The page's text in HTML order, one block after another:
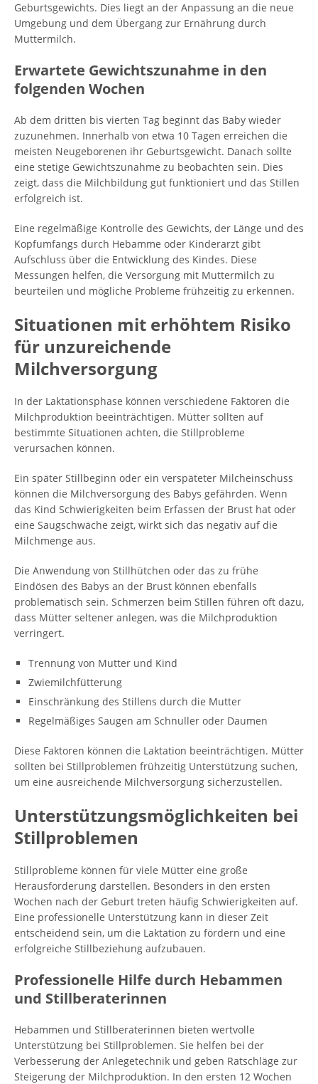
Geburtsgewichts. Dies liegt an der Anpassung an die neue
Umgebung und dem Übergang zur Ernährung durch
Muttermilch.
Erwartete Gewichtszunahme in den
folgenden Wochen
Ab dem dritten bis vierten Tag beginnt das Baby wieder
zuzunehmen. Innerhalb von etwa 10 Tagen erreichen die
meisten Neugeborenen ihr Geburtsgewicht. Danach sollte
eine stetige Gewichtszunahme zu beobachten sein. Dies
zeigt, dass die Milchbildung gut funktioniert und das Stillen
erfolgreich ist.
Eine regelmäßige Kontrolle des Gewichts, der Länge und des
Kopfumfangs durch Hebamme oder Kinderarzt gibt
Aufschluss über die Entwicklung des Kindes. Diese
Messungen helfen, die Versorgung mit Muttermilch zu
beurteilen und mögliche Probleme frühzeitig zu erkennen.
Situationen mit erhöhtem Risiko
für unzureichende
Milchversorgung
In der Laktationsphase können verschiedene Faktoren die
Milchproduktion beeinträchtigen. Mütter sollten auf
bestimmte Situationen achten, die Stillprobleme
verursachen können.
Ein später Stillbeginn oder ein verspäteter Milcheinschuss
können die Milchversorgung des Babys gefährden. Wenn
das Kind Schwierigkeiten beim Erfassen der Brust hat oder
eine Saugschwäche zeigt, wirkt sich das negativ auf die
Milchmenge aus.
Die Anwendung von Stillhütchen oder das zu frühe
Eindösen des Babys an der Brust können ebenfalls
problematisch sein. Schmerzen beim Stillen führen oft dazu,
dass Mütter seltener anlegen, was die Milchproduktion
verringert.
Trennung von Mutter und Kind
Zwiemilchfütterung
Einschränkung des Stillens durch die Mutter
Regelmäßiges Saugen am Schnuller oder Daumen
Diese Faktoren können die Laktation beeinträchtigen. Mütter
sollten bei Stillproblemen frühzeitig Unterstützung suchen,
um eine ausreichende Milchversorgung sicherzustellen.
Unterstützungsmöglichkeiten bei
Stillproblemen
Stillprobleme können für viele Mütter eine große
Herausforderung darstellen. Besonders in den ersten
Wochen nach der Geburt treten häufig Schwierigkeiten auf.
Eine professionelle Unterstützung kann in dieser Zeit
entscheidend sein, um die Laktation zu fördern und eine
erfolgreiche Stillbeziehung aufzubauen.
Professionelle Hilfe durch Hebammen
und Stillberaterinnen
Hebammen und Stillberaterinnen bieten wertvolle
Unterstützung bei Stillproblemen. Sie helfen bei der
Verbesserung der Anlegetechnik und geben Ratschläge zur
Steigerung der Milchproduktion. In den ersten 12 Wochen